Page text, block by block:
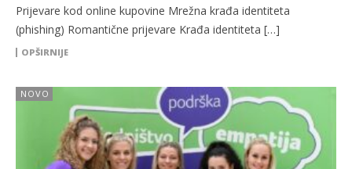
Prijevare kod online kupovine Mrežna krađa identiteta
(phishing) Romantične prijevare Krađa identiteta […]
OPŠIRNIJE
NOVO